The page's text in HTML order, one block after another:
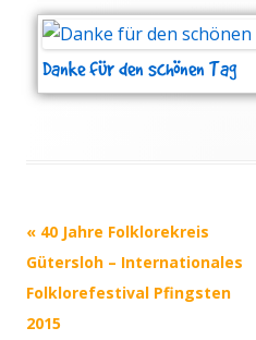
Danke für den schönen Tag
Post navigation
« 40 Jahre Folklorekreis
Gütersloh – Internationales
Folklorefestival Pfingsten
2015